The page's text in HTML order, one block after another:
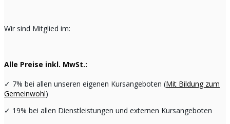
Wir sind Mitglied im:
Alle Preise inkl. MwSt.:
✓ 7% bei allen unseren eigenen Kursangeboten (Mit Bildung zum
Gemeinwohl)
✓ 19% bei allen Dienstleistungen und externen Kursangeboten